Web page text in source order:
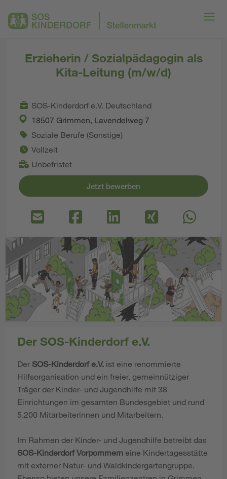
Erzieherin / Sozialpädagogin als
Kita-Leitung (m/w/d)
SOS-Kinderdorf e.V. Deutschland
18507 Grimmen, Lavendelweg 7
Soziale Berufe (Sonstige)
Vollzeit
Unbefristet
Jetzt bewerben
Der SOS-Kinderdorf e.V.
Der SOS-Kinderdorf e.V. ist eine renommierte
Hilfsorganisation und ein freier, gemeinnütziger
Träger der Kinder- und Jugendhilfe mit 38
Einrichtungen im gesamten Bundesgebiet und rund
5.200 Mitarbeiterinnen und Mitarbeitern.
Im Rahmen der Kinder- und Jugendhilfe betreibt das
SOS-Kinderdorf Vorpommern eine Kindertagesstätte
mit externer Natur- und Waldkindergartengruppe.